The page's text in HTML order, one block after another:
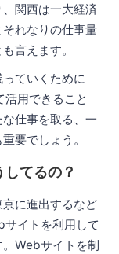
関西は一大経済
れなりの仕事量
言えます。
ていくために
用できること
仕事を取る、一
要でしょう。
てるの？
に進出するなど
サイトを利用して
Webサイトを制